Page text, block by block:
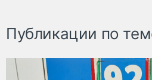
Публикации по